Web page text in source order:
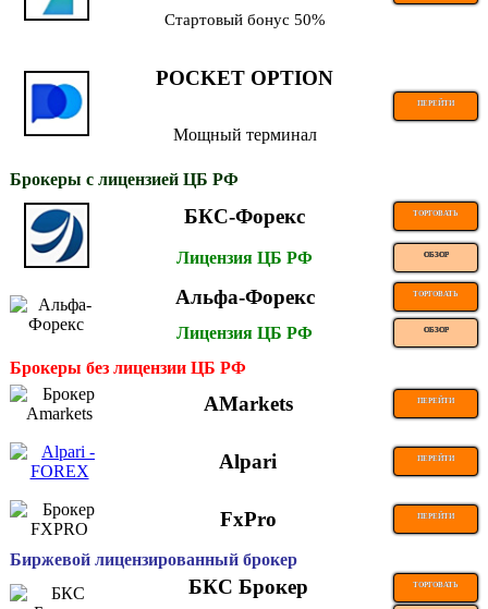
Стартовый бонус 50%
POCKET OPTION
ПЕРЕЙТИ
Мощный терминал
Брокеры с лицензией ЦБ РФ
БКС-Форекс ТОРГОВАТЬ
Лицензия ЦБ РФ ОБЗОР
Альфа-Форекс ТОРГОВАТЬ
Лицензия ЦБ РФ ОБЗОР
Брокеры без лицензии ЦБ РФ
AMarkets ПЕРЕЙТИ
Alpari ПЕРЕЙТИ
FxPro ПЕРЕЙТИ
Биржевой лицензированный брокер
БКС Брокер ТОРГОВАТЬ